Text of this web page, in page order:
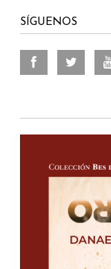
SÍGUENOS